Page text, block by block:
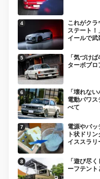
これがク
ステート
イールで武
「気づけ
ターボブ
「壊れな
電動パワス
べて
電源やバ
ト状ドリ
イススラリ
「遊び尽
ーフテン